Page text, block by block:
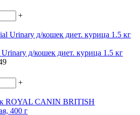
+
д/кошек диет. курица 1.5 кг
+